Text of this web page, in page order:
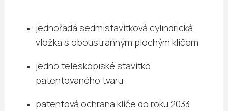
jednořadá sedmistavítková cylindrická
vložka s oboustranným plochým klíčem
jedno teleskopiské stavítko
patentovaného tvaru
patentová ochrana klíče do roku 2033